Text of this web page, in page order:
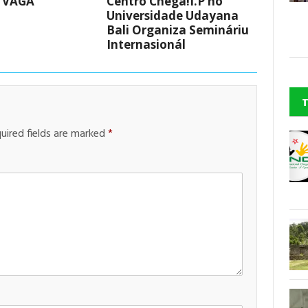
Universidade Udayana
Bali Organiza Semináriu
Internasionál
fields are marked*